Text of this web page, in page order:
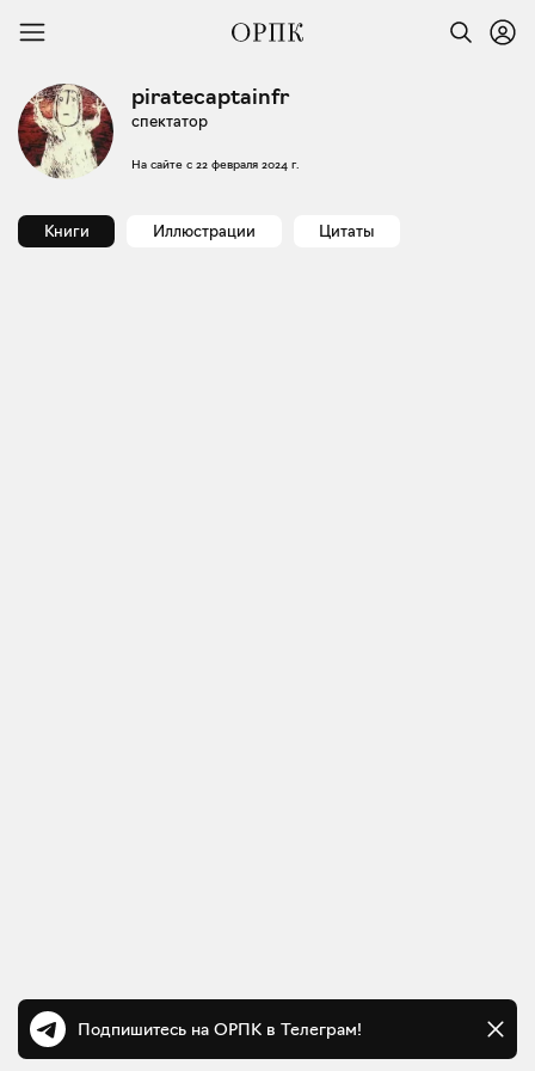
piratecaptainfr
спектатор
На сайте с 22 февраля 2024 г.
Книги Иллюстрации Цитаты
Подпишитесь на ОРПК в Телеграм!